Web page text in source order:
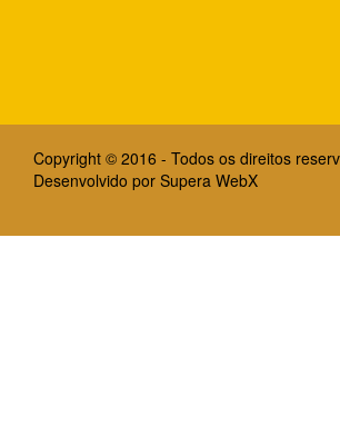
Copyright © 2016 - Todos os direitos
Desenvolvido por Supera WebX